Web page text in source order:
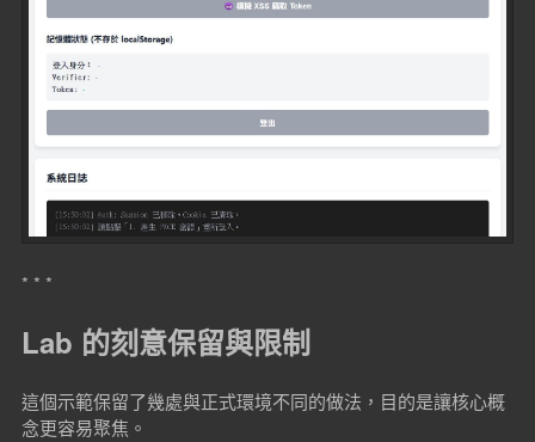
* * *
Lab 的刻意保留與限制
這個示範保留了幾處與正式環境不同的做法，目的是讓核心概
念更容易聚焦。